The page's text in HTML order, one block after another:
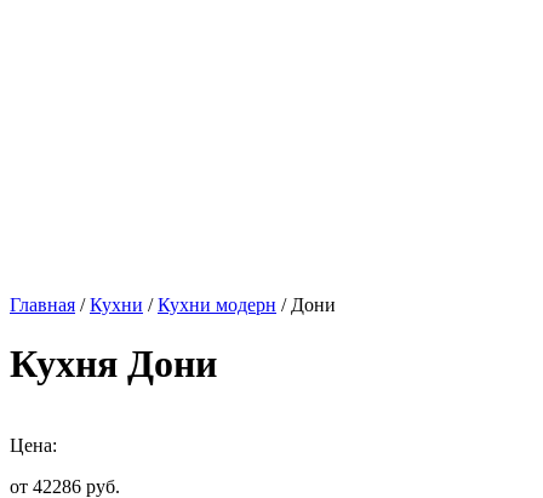
Главная /Кухни /Кухни модерн / Дони
Кухня Дони
Цена:
от 42286 руб.